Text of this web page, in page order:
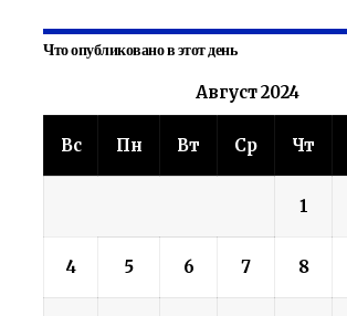
Что опубликовано в этот день
Август 2024
Вс Пн Вт Ср Чт
1
4 5 6 7 8